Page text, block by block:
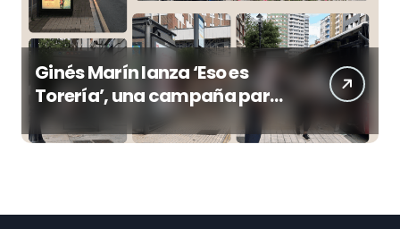
Ginés Marín lanza ‘Eso es
Torería’, una campaña para
reivindicar los valores del
toreo más allá del ruedo